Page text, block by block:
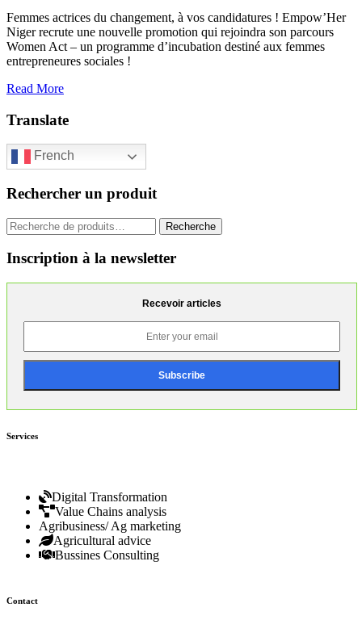
Femmes actrices du changement, à vos candidatures ! Empow’Her
Niger recrute une nouvelle promotion qui rejoindra son parcours
Women Act – un programme d’incubation destiné aux femmes
entrepreneures sociales !
Read More
Translate
French
Rechercher un produit
Recherche
Inscription à la newsletter
Recevoir articles
Services
Digital Transformation
Value Chains analysis
Agribusiness/ Ag marketing
Agricultural advice
Bussines Consulting
Contact